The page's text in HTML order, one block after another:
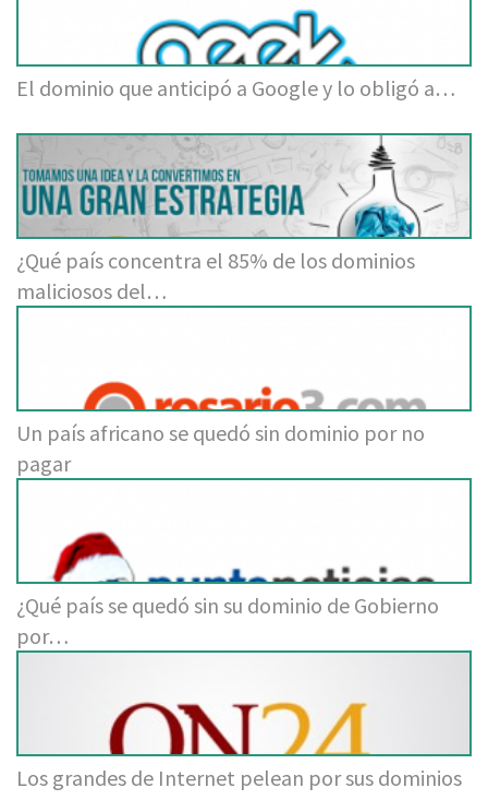
El dominio que anticipó a Google y lo obligó a…
¿Qué país concentra el 85% de los dominios
maliciosos del…
Un país africano se quedó sin dominio por no
pagar
¿Qué país se quedó sin su dominio de Gobierno
por…
Los grandes de Internet pelean por sus dominios